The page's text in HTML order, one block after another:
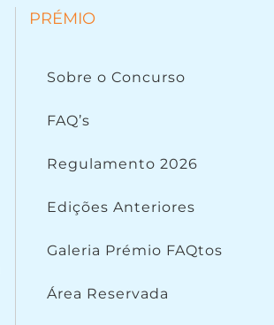
PRÉMIO
Sobre o Concurso
FAQ’s
Regulamento 2026
Edições Anteriores
Galeria Prémio FAQtos
Área Reservada